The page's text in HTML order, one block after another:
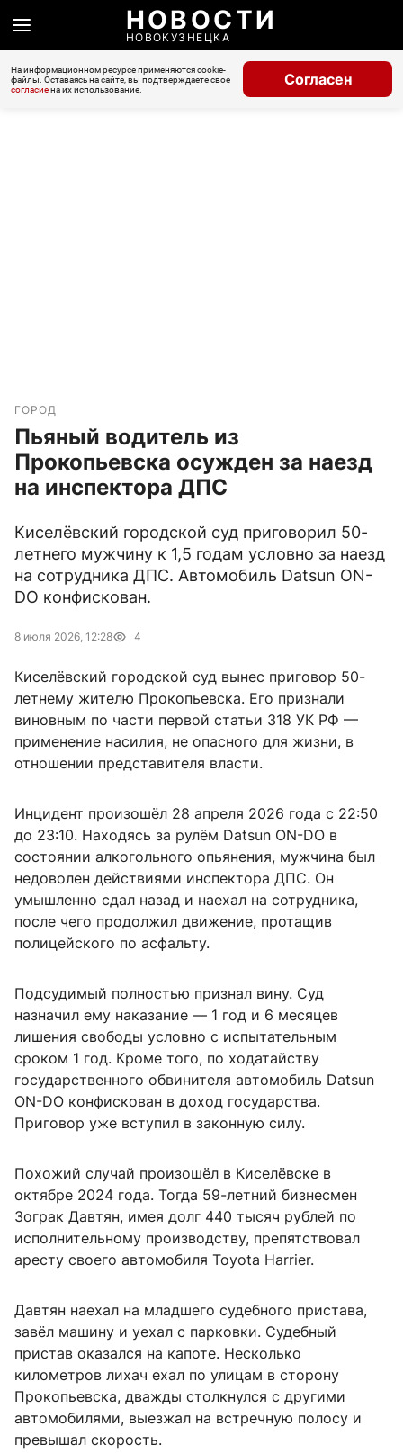
НОВОСТИ
НОВОКУЗНЕЦКА
На информационном ресурсе применяются cookie-
файлы. Оставаясь на сайте, вы подтверждаете свое
согласиена их использование.
Согласен
ГОРОД
Пьяный водитель из
Прокопьевска осужден за наезд
на инспектора ДПС
Киселёвский городской суд приговорил 50-
летнего мужчину к 1,5 годам условно за наезд
на сотрудника ДПС. Автомобиль Datsun ON-
DO конфискован.
8 июля 2026, 12:28 4
Киселёвский городской суд вынес приговор 50-
летнему жителю Прокопьевска. Его признали
виновным по части первой статьи 318 УК РФ —
применение насилия, не опасного для жизни, в
отношении представителя власти.
Инцидент произошёл 28 апреля 2026 года с 22:50
до 23:10. Находясь за рулём Datsun ON-DO в
состоянии алкогольного опьянения, мужчина был
недоволен действиями инспектора ДПС. Он
умышленно сдал назад и наехал на сотрудника,
после чего продолжил движение, протащив
полицейского по асфальту.
Подсудимый полностью признал вину. Суд
назначил ему наказание — 1 год и 6 месяцев
лишения свободы условно с испытательным
сроком 1 год. Кроме того, по ходатайству
государственного обвинителя автомобиль Datsun
ON-DO конфискован в доход государства.
Приговор уже вступил в законную силу.
Похожий случай произошёл в Киселёвске в
октябре 2024 года. Тогда 59-летний бизнесмен
Зограк Давтян, имея долг 440 тысяч рублей по
исполнительному производству, препятствовал
аресту своего автомобиля Toyota Harrier.
Давтян наехал на младшего судебного пристава,
завёл машину и уехал с парковки. Судебный
пристав оказался на капоте. Несколько
километров лихач ехал по улицам в сторону
Прокопьевска, дважды столкнулся с другими
автомобилями, выезжал на встречную полосу и
превышал скорость.